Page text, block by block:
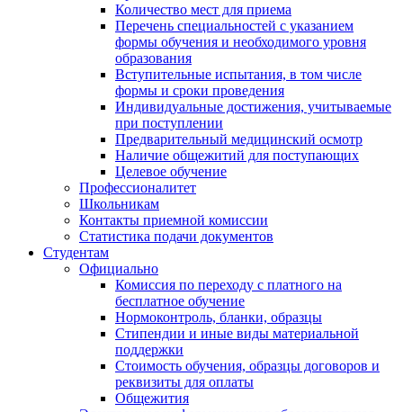
Количество мест для приема
Перечень специальностей с указанием
формы обучения и необходимого уровня
образования
Вступительные испытания, в том числе
формы и сроки проведения
Индивидуальные достижения, учитываемые
при поступлении
Предварительный медицинский осмотр
Наличие общежитий для поступающих
Целевое обучение
Профессионалитет
Школьникам
Контакты приемной комиссии
Статистика подачи документов
Студентам
Официально
Комиссия по переходу с платного на
бесплатное обучение
Нормоконтроль, бланки, образцы
Стипендии и иные виды материальной
поддержки
Стоимость обучения, образцы договоров и
реквизиты для оплаты
Общежития